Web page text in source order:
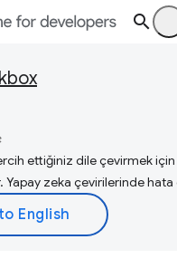
ettiğiniz dile çevirmek
Yapay zeka çevirilerinde hata